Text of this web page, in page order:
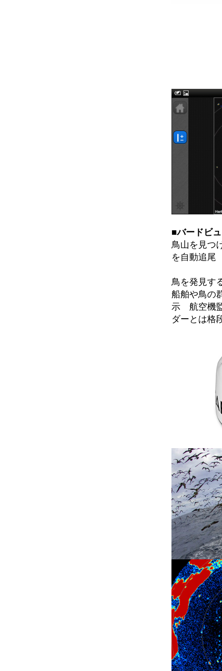
■バードビ
鳥山を見つ
を自動追尾
鳥を発見す
船舶や鳥の
示 航空機
ダーとは格